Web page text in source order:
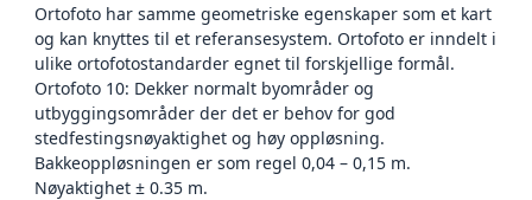
Ortofoto har samme geometriske egenskaper som et kart
og kan knyttes til et referansesystem. Ortofoto er inndelt i
ulike ortofotostandarder egnet til forskjellige formål.
Ortofoto 10: Dekker normalt byområder og
utbyggingsområder der det er behov for god
stedfestingsnøyaktighet og høy oppløsning.
Bakkeoppløsningen er som regel 0,04 – 0,15 m.
Nøyaktighet ± 0.35 m.